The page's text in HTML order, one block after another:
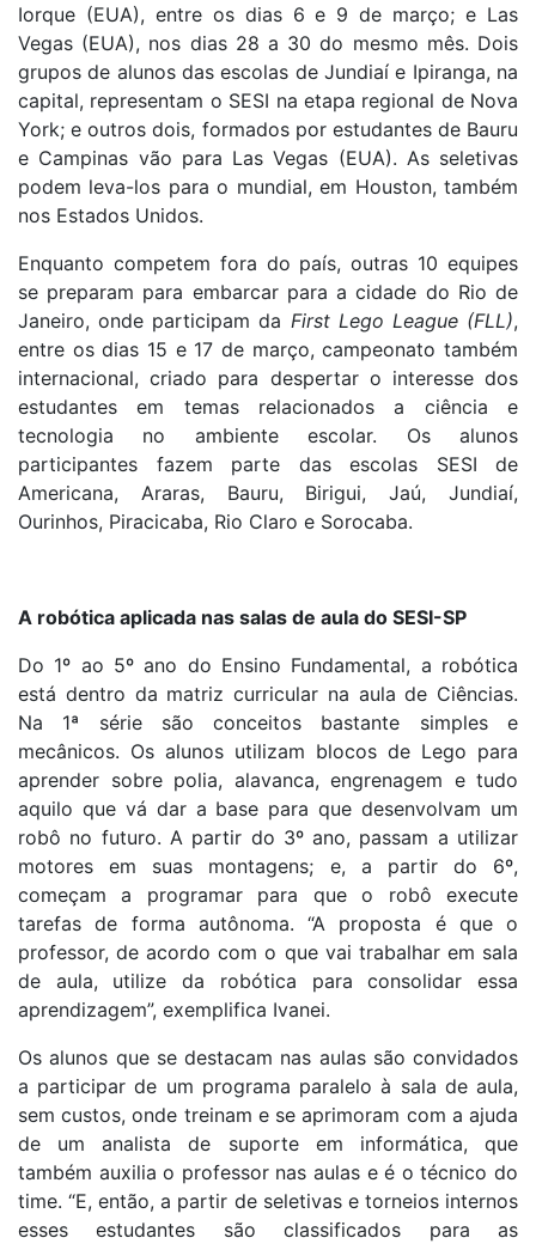
Iorque (EUA), entre os dias 6 e 9 de março; e Las
Vegas (EUA), nos dias 28 a 30 do mesmo mês. Dois
grupos de alunos das escolas de Jundiaí e Ipiranga, na
capital, representam o SESI na etapa regional de Nova
York; e outros dois, formados por estudantes de Bauru
e Campinas vão para Las Vegas (EUA). As seletivas
podem leva-los para o mundial, em Houston, também
nos Estados Unidos.
Enquanto competem fora do país, outras 10 equipes
se preparam para embarcar para a cidade do Rio de
Janeiro, onde participam da First Lego League (FLL),
entre os dias 15 e 17 de março, campeonato também
internacional, criado para despertar o interesse dos
estudantes em temas relacionados a ciência e
tecnologia no ambiente escolar. Os alunos
participantes fazem parte das escolas SESI de
Americana, Araras, Bauru, Birigui, Jaú, Jundiaí,
Ourinhos, Piracicaba, Rio Claro e Sorocaba.
A robótica aplicada nas salas de aula do SESI-SP
Do 1º ao 5º ano do Ensino Fundamental, a robótica
está dentro da matriz curricular na aula de Ciências.
Na 1ª série são conceitos bastante simples e
mecânicos. Os alunos utilizam blocos de Lego para
aprender sobre polia, alavanca, engrenagem e tudo
aquilo que vá dar a base para que desenvolvam um
robô no futuro. A partir do 3º ano, passam a utilizar
motores em suas montagens; e, a partir do 6º,
começam a programar para que o robô execute
tarefas de forma autônoma. “A proposta é que o
professor, de acordo com o que vai trabalhar em sala
de aula, utilize da robótica para consolidar essa
aprendizagem”, exemplifica Ivanei.
Os alunos que se destacam nas aulas são convidados
a participar de um programa paralelo à sala de aula,
sem custos, onde treinam e se aprimoram com a ajuda
de um analista de suporte em informática, que
também auxilia o professor nas aulas e é o técnico do
time. “E, então, a partir de seletivas e torneios internos
esses estudantes são classificados para as